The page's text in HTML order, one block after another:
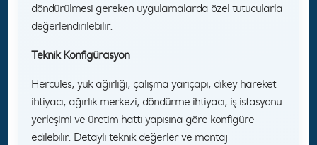
döndürülmesi gereken uygulamalarda özel tutucularla
değerlendirilebilir.
Teknik Konfigürasyon
Hercules, yük ağırlığı, çalışma yarıçapı, dikey hareket
ihtiyacı, ağırlık merkezi, döndürme ihtiyacı, iş istasyonu
yerleşimi ve üretim hattı yapısına göre konfigüre
edilebilir. Detaylı teknik değerler ve montaj